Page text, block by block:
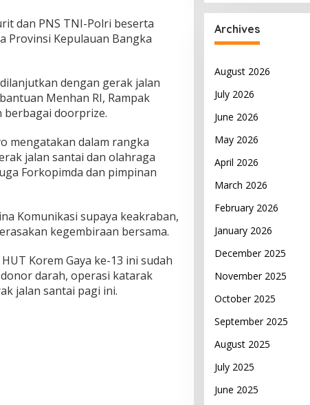
dan PNS TNI-Polri beserta
Provinsi Kepulauan Bangka
dengan gerak jalan
Menhan RI, Rampak
berbagai doorprize.
mengatakan dalam rangka
jalan santai dan olahraga
Forkopimda dan pimpinan
Komunikasi supaya keakraban,
kegembiraan bersama.
Korem Gaya ke-13 ini sudah
darah, operasi katarak
jalan santai pagi ini.
Archives
August 2026
July 2026
June 2026
May 2026
April 2026
March 2026
February 2026
January 2026
December 2025
November 2025
October 2025
September 2025
August 2025
July 2025
June 2025